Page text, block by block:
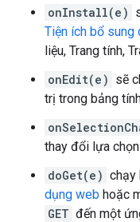
onInstall(e)
Tiện ích bổ sung
liệu, Trang tính,
onEdit(e) sẽ
trị trong bảng
thay đổi lựa
doGet(e) chạy
dụng web hoặc
GET đến một